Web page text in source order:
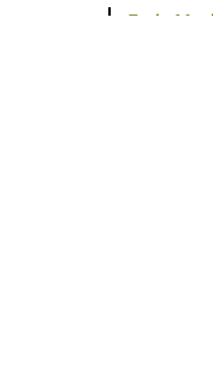
Early Music